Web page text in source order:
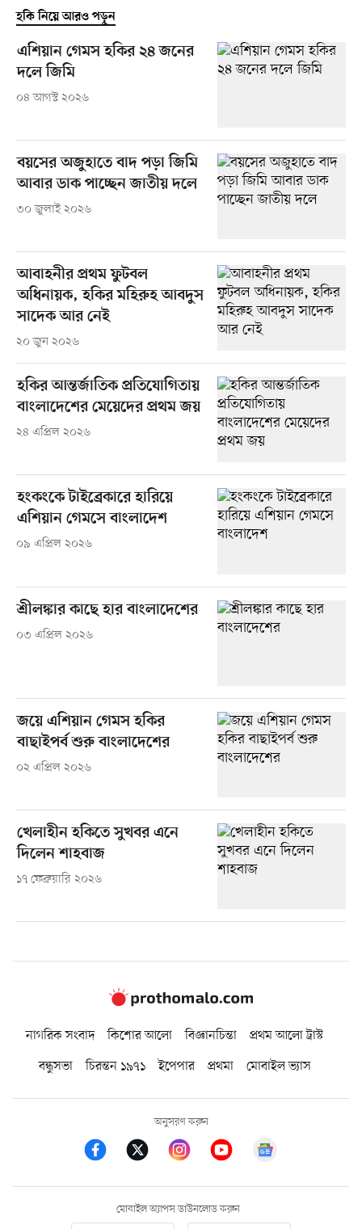
হকি নিয়ে আরও পড়ুন
এশিয়ান গেমস হকির ২৪ জনের
দলে জিমি
০৪ আগস্ট ২০২৬
বয়সের অজুহাতে বাদ পড়া জিমি
আবার ডাক পাচ্ছেন জাতীয় দলে
৩০ জুলাই ২০২৬
আবাহনীর প্রথম ফুটবল
অধিনায়ক, হকির মহিরুহ আবদুস
সাদেক আর নেই
২০ জুন ২০২৬
হকির আন্তর্জাতিক প্রতিযোগিতায়
বাংলাদেশের মেয়েদের প্রথম জয়
২৪ এপ্রিল ২০২৬
হংকংকে টাইব্রেকারে হারিয়ে
এশিয়ান গেমসে বাংলাদেশ
০৯ এপ্রিল ২০২৬
শ্রীলঙ্কার কাছে হার বাংলাদেশের
০৩ এপ্রিল ২০২৬
জয়ে এশিয়ান গেমস হকির
বাছাইপর্ব শুরু বাংলাদেশের
০২ এপ্রিল ২০২৬
খেলাহীন হকিতে সুখবর এনে
দিলেন শাহবাজ
১৭ ফেব্রুয়ারি ২০২৬
নাগরিক সংবাদ কিশোর আলো বিজ্ঞানচিন্তা
প্রথম আলো ট্রাস্ট
বন্ধুসভা
চিরন্তন ১৯৭১ ইপেপার প্রথমা মোবাইল ভ্যাস
অনুসরণ করুন
মোবাইল অ্যাপস ডাউনলোড করুন